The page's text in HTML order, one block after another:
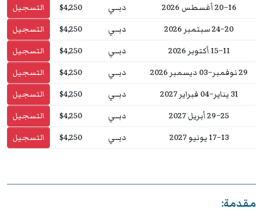
16–20 أغسطس 2026
دبــي $4,250
التسجيل
20–24 سبتمبر 2026
دبــي $4,250
التسجيل
11–15 أكتوبر 2026
دبــي $4,250
التسجيل
29 نوفمبر–03 ديسمبر 2026
دبــي $4,250
التسجيل
31 يناير–04 فبراير 2027
دبــي $4,250
التسجيل
25–29 أبريل 2027
دبــي $4,250
التسجيل
13–17 يونيو 2027
دبــي $4,250 التسجيل
مقدمة: